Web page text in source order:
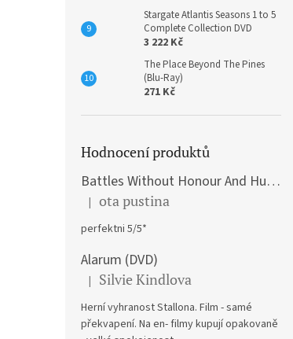
Stargate Atlantis Seasons 1 to 5
Complete Collection DVD
3 222 Kč
The Place Beyond The Pines
(Blu-Ray)
271 Kč
Hodnocení produktů
Battles Without Honour And Humanity / Yakuza Graveyad / Street Mobster DVD
Hodnocení produktu je 5 z 5 hvězdiček.
| ota pustina
perfektni 5/5*
Alarum (DVD)
Hodnocení produktu je 5 z 5 hvězdiček.
| Silvie Kindlova
Herní vyhranost Stallona. Film - samé
překvapení. Na en- filmy kupují opakovaně